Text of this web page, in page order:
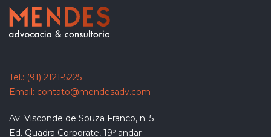
Tel.: (91) 2121-5225
Email: contato@mendesadv.com
Av. Visconde de Souza Franco, n. 5
Ed. Quadra Corporate, 19º andar